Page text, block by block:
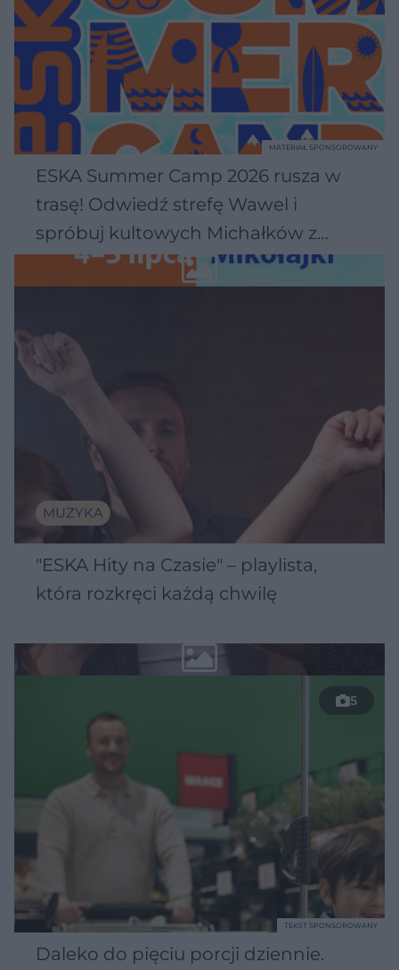
ESKA Summer Camp 2026 rusza w
trasę! Odwiedź strefę Wawel i
spróbuj kultowych Michałków z
Wawelu
MATERIAŁ SPONSOROWANY
MUZYKA
"ESKA Hity na Czasie" – playlista,
która rozkręci każdą chwilę
5
Daleko do pięciu porcji dziennie.
TEKST SPONSOROWANY